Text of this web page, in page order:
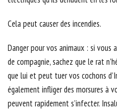
Cela peut causer des incendies.
Danger pour vos animaux : si vous
de compagnie, sachez que le rat
que lui et peut tuer vos cochons
également infliger des morsures à
peuvent rapidement s’infecter.